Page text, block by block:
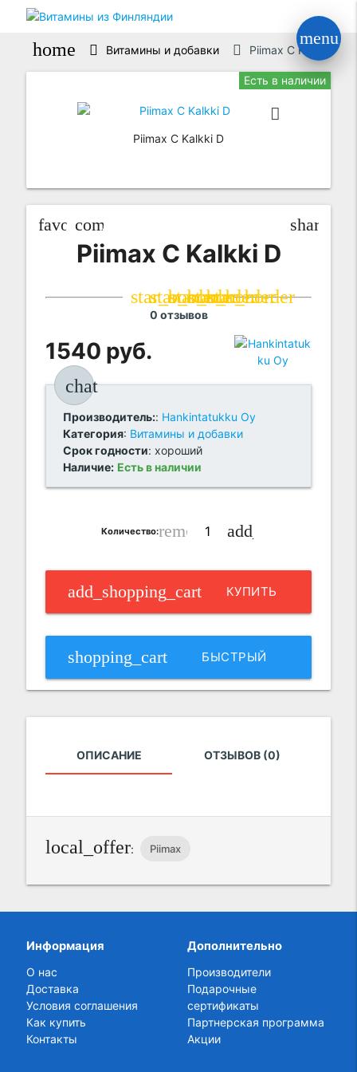
menu
home Витамины и добавки Piimax C Kalkki D
Есть в наличии
Piimax C Kalkki D
favorite_border
compare_arrows share
Piimax C Kalkki D
star_border
star_border
star_border
star_border
star_border
0 отзывов
1540 руб.
chat
Производитель:: Hankintatukku Oy
Категория: Витамины и добавки
Срок годности: хороший
Наличие: Есть в наличии
Количество:remove_circle_outline
add_circle_outline
add_shopping_cart КУПИТЬ
shopping_cart БЫСТРЫЙ
ОПИСАНИЕ ОТЗЫВОВ (0)
local_offer: Piimax
Информация
О нас
Доставка
Условия соглашения
Как купить
Контакты
Дополнительно
Производители
Подарочные
сертификаты
Партнерская программа
Акции